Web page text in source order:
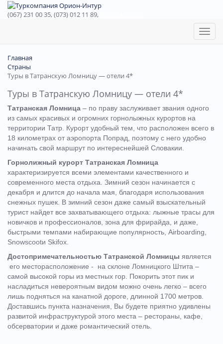
(067) 231 00 35, (073) 012 11 89,
Toggle
Главная
Страны
Туры в Татранскую Ломницу — отели 4*
Туры в Татранскую Ломницу — отели 4*
Татранская Ломница – по праву заслуживает звания одного
из самых красивых и огромних горнолыжных курортов на
территории Татр. Курорт удобный тем, что расположен всего в
18 километрах от аэропорта Попрад, поэтому с него удобно
начинать свой маршрут по интереснейшей Словакии.
Горнолижный курорт Татранская Ломница
характеризируется всеми элементами качественного и
современного места отдыха. Зимний сезон начинается с
декабря и длится до начала мая, благодаря использования
снежных пушек. В зимний сезон даже самый взыскательный
турист найдет все захватывающего отдыха: лыжные трасы для
новичков и профессионалов, зона для фрирайда, и даже,
быстрыми темпами набирающие популярность, Airboarding,
Snowscootи Skifox.
Достопримечательностью Татранской Ломницы является
его месторасположение - на склоне Ломницкого Штита –
самой высокой горы из местных гор. Покорить этот пик и
насладиться невероятным видом можно очень легко – всего
лишь подняться на канатной дороге, длинной 1700 метров.
Доставшись пункта назначения, Вы будете приятно удивлены
развитой инфраструктурой этого места – рестораны, кафе,
обсерватории и даже романтический отель.